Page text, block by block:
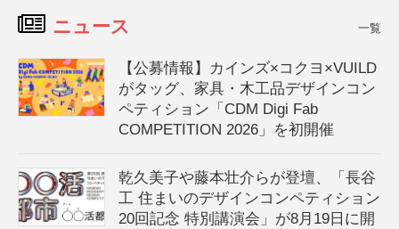
ニュース 一覧
【公募情報】カインズ×コクヨ×VUILD
がタッグ、家具・木工品デザインコン
ペティション「CDM Digi Fab
COMPETITION 2026」を初開催
乾久美子や藤本壮介らが登壇、「長谷
工 住まいのデザインコンペティション
20回記念 特別講演会」が8月19日に開